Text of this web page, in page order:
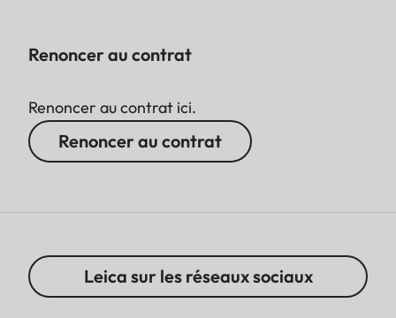
Renoncer au contrat
Renoncer au contrat ici.
Renoncer au contrat
Leica sur les réseaux sociaux